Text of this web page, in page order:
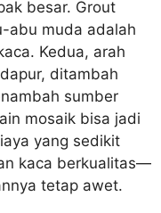
besar. Grout
abu muda adalah
Kedua, arah
ditambah
sumber
mosaik bisa jadi
yang sedikit
kaca berkualitas—
tetap awet.